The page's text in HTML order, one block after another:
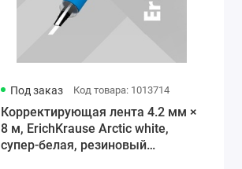
Под заказ Код товара: 1013714
Корректирующая лента 4.2 мм ×
8 м, ErichKrause Arctic white,
супер-белая, резиновый